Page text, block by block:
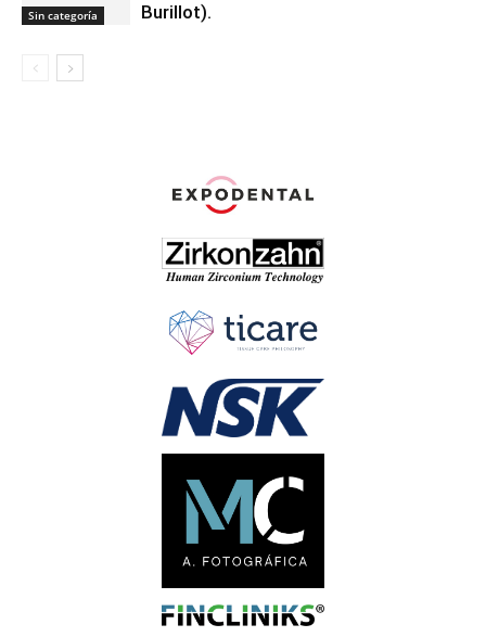
Sin categoría
Burillot).